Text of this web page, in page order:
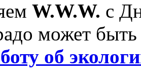
W.W.W. с
может
об